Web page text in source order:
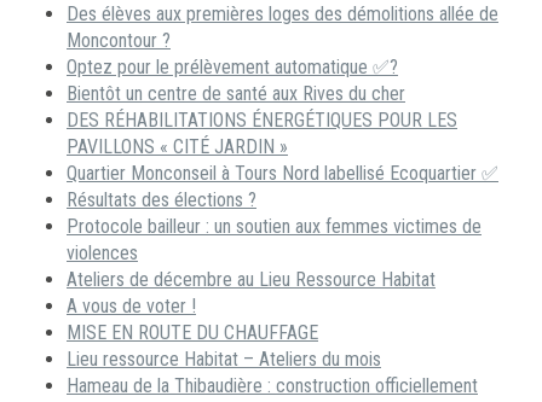
Des élèves aux premières loges des démolitions allée de
Moncontour ?
Optez pour le prélèvement automatique ✅?
Bientôt un centre de santé aux Rives du cher
DES RÉHABILITATIONS ÉNERGÉTIQUES POUR LES
PAVILLONS « CITÉ JARDIN »
Quartier Monconseil à Tours Nord labellisé Ecoquartier ✅
Résultats des élections ?
Protocole bailleur : un soutien aux femmes victimes de
violences
Ateliers de décembre au Lieu Ressource Habitat
A vous de voter !
MISE EN ROUTE DU CHAUFFAGE
Lieu ressource Habitat – Ateliers du mois
Hameau de la Thibaudière : construction officiellement